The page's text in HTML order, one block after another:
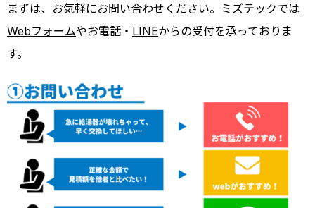
まずは、お気軽にお問い合わせください。ミズテックでは
Webフォームやお電話・ LINEからの受付を承っておりま
す。